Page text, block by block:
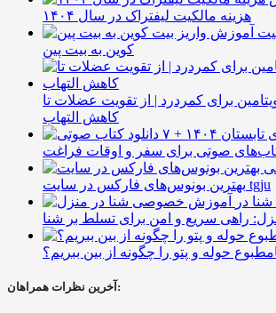
هزینه مالکیت لیفتراک در سال ۱۴۰۴
کوین به بیت پین
برای کمردرد | از تقویت عضلات تا
کاهش التهاب
۷ کتاب صوتی برای تابستان ۱۴۰۴ +
صوتی برای سفر و اوقات فراغت
بهترین بونوس‌های فارکس در سایت tgju
در
راهی سریع و امن برای تسلط بر شنا
حوله و پتو را چگونه از بین ببریم؟
آخرین نظرات همراهان: